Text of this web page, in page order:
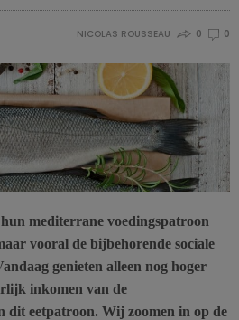
NICOLAS ROUSSEAU 0 0
mediterrane voedingspatroon
vooral de bijbehorende sociale
genieten alleen nog hoger
inkomen van de
dit eetpatroon. Wij zoomen in op de